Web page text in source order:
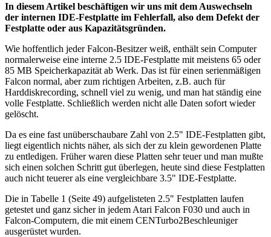
In diesem Artikel beschäftigen wir uns mit dem Auswechseln
der internen IDE-Festplatte im Fehlerfall, also dem Defekt der
Festplatte oder aus Kapazitätsgründen.
Wie hoffentlich jeder Falcon-Besitzer weiß, enthält sein Computer
normalerweise eine interne 2.5 IDE-Festplatte mit meistens 65 oder
85 MB Speicherkapazität ab Werk. Das ist für einen serienmäßigen
Falcon normal, aber zum richtigen Arbeiten, z.B. auch für
Harddiskrecording, schnell viel zu wenig, und man hat ständig eine
volle Festplatte. Schließlich werden nicht alle Daten sofort wieder
gelöscht.
Da es eine fast unüberschaubare Zahl von 2.5" IDE-Festplatten gibt,
liegt eigentlich nichts näher, als sich der zu klein gewordenen Platte
zu entledigen. Früher waren diese Platten sehr teuer und man mußte
sich einen solchen Schritt gut überlegen, heute sind diese Festplatten
auch nicht teuerer als eine vergleichbare 3.5" IDE-Festplatte.
Die in Tabelle 1 (Seite 49) aufgelisteten 2.5" Festplatten laufen
getestet und ganz sicher in jedem Atari Falcon F030 und auch in
Falcon-Computern, die mit einem CENTurbo2Beschleuniger
ausgerüstet wurden.